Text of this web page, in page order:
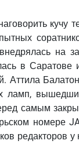
кучу
на
в
Аттила
ламп,
самым
номере
редакторов у